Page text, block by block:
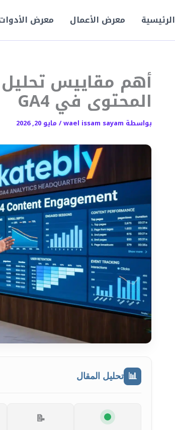
الرئيسية معرض الأعمال معرض
أهم مقاييس
المحتوى في GA4
بواسطة wael issam sayam
/ مايو 20, 2026
📊 تحليل المقال
📝